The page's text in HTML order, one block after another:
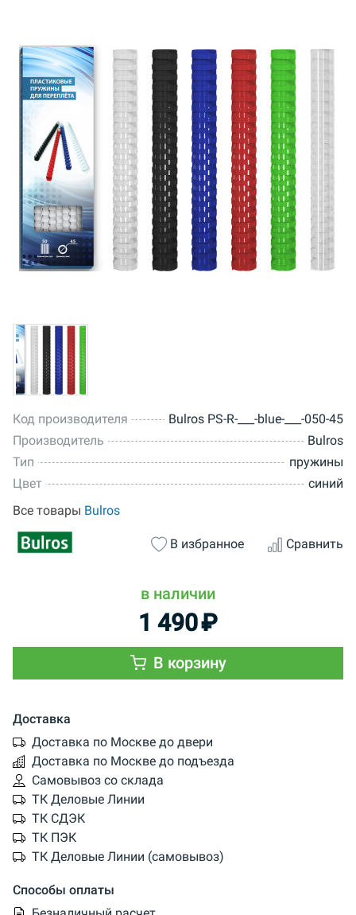
Код производителя
Bulros PS-R-___-blue-___-050-45
Производитель
Bulros
Тип
пружины
Цвет
синий
Все товары Bulros
В избранное Сравнить
в наличии
1 490₽
В корзину
Доставка
Доставка по Москве до двери
Доставка по Москве до подъезда
Самовывоз со склада
ТК Деловые Линии
ТК СДЭК
ТК ПЭК
ТК Деловые Линии (самовывоз)
Способы оплаты